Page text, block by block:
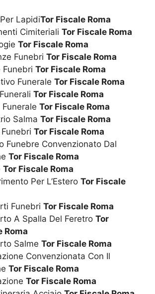
LapidiTor Fiscale Roma
Cimiteriali Tor Fiscale Roma
Tor Fiscale Roma
Funebri Tor Fiscale Roma
Funebri Tor Fiscale Roma
Funerale Tor Fiscale Roma
Tor Fiscale Roma
Funerale Tor Fiscale Roma
Salma Tor Fiscale Roma
Tor Fiscale Roma
Funebre Convenzionato Dal
Tor Fiscale Roma
Tor Fiscale Roma
Per L’Estero Tor Fiscale
Funebri Tor Fiscale Roma
A Spalla Del Feretro Tor
Roma
Salme Tor Fiscale Roma
Convenzionata Con Il
Tor Fiscale Roma
Tor Fiscale Roma